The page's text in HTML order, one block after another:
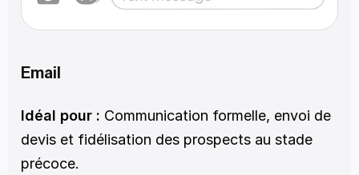
Email
Idéal pour : Communication formelle, envoi de
devis et fidélisation des prospects au stade
précoce.